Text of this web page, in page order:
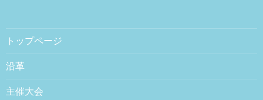
トップページ
沿革
主催大会